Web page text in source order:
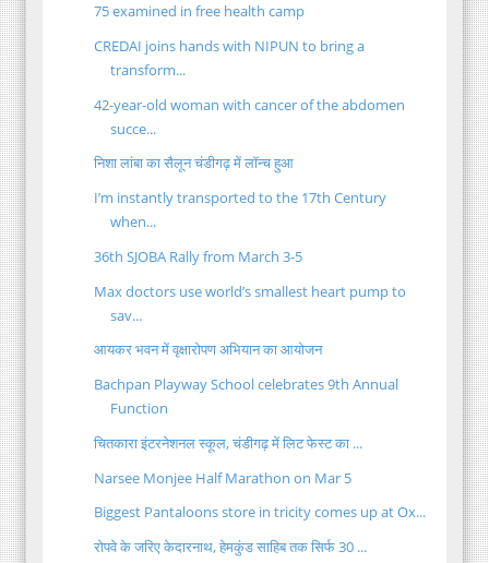
75 examined in free health camp
CREDAI joins hands with NIPUN to bring a
transform...
42-year-old woman with cancer of the abdomen
succe...
निशा लांबा का सैलून चंडीगढ़ में लॉन्च हुआ
I’m instantly transported to the 17th Century
when...
36th SJOBA Rally from March 3-5
Max doctors use world’s smallest heart pump to
sav...
आयकर भवन में वृक्षारोपण अभियान का आयोजन
Bachpan Playway School celebrates 9th Annual
Function
चितकारा इंटरनेशनल स्कूल, चंडीगढ़ में लिट फेस्ट का ...
Narsee Monjee Half Marathon on Mar 5
Biggest Pantaloons store in tricity comes up at Ox...
रोपवे के जरिए केदारनाथ, हेमकुंड साहिब तक सिर्फ 30 ...